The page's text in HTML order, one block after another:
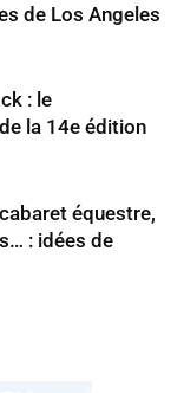
de Los Angeles
: le
la 14e édition
équestre,
: idées de